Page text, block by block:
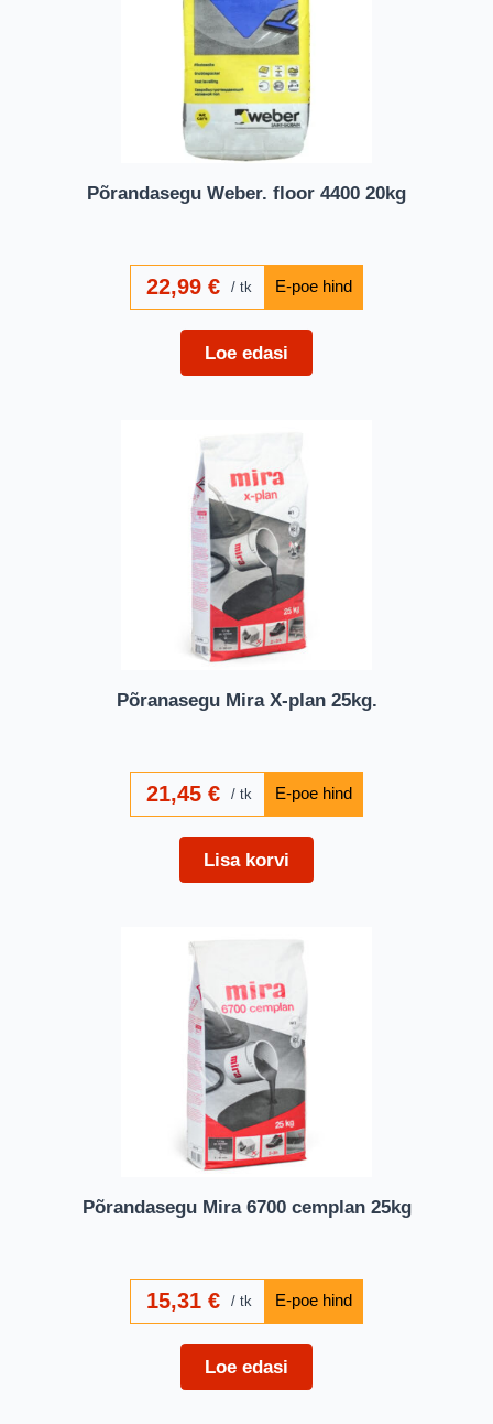
Põrandasegu Weber. floor 4400 20kg
22,99 € tk
Loe edasi
Põranasegu Mira X-plan 25kg.
21,45 € tk
Lisa korvi
Põrandasegu Mira 6700 cemplan 25kg
15,31 € tk
Loe edasi